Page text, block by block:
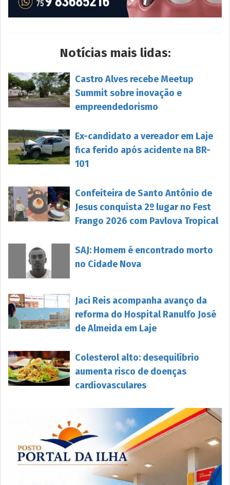
Notícias mais lidas:
Castro Alves recebe Meetup
Summit sobre inovação e
empreendedorismo
Ex-candidato a vereador em Laje
fica ferido após acidente na BR-
101
Confeiteira de Santo Antônio de
Jesus conquista 2º lugar no Fest
Frango 2026 com Pavlova Tropical
SAJ: Homem é encontrado morto
no Cidade Nova
Jaci Reis acompanha avanço da
reforma do Hospital Ranulfo José
de Almeida em Laje
Colesterol alto: desequilíbrio
aumenta risco de doenças
cardiovasculares